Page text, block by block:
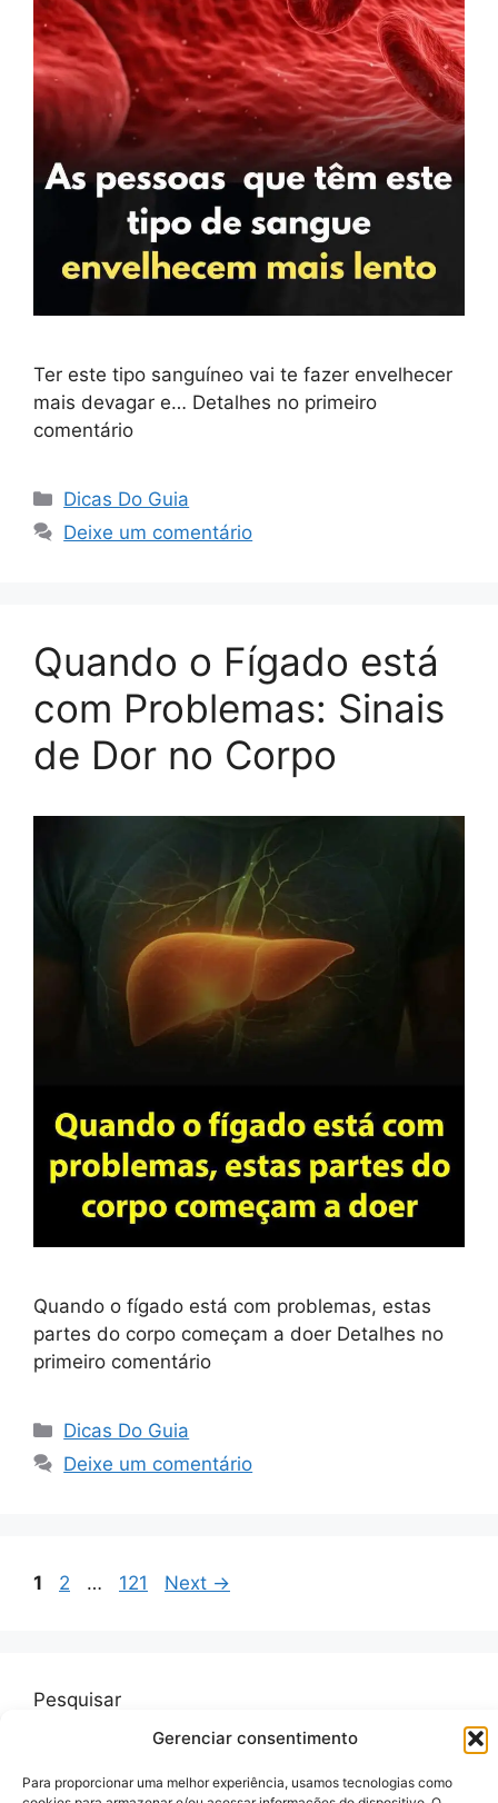
Gerenciar consentimento
Para proporcionar uma melhor experiência, usamos tecnologias como
Ter este tipo sanguíneo vai te fazer envelhecer
mais devagar e… Detalhes no primeiro
comentário
Categorias
Dicas Do Guia
Deixe um comentário
Quando o Fígado está
com Problemas: Sinais
de Dor no Corpo
Quando o fígado está com problemas, estas
partes do corpo começam a doer Detalhes no
primeiro comentário
Categorias
Dicas Do Guia
Deixe um comentário
Page
1 Page
2 … Page
121 Next →
Pesquisar
Pesquisar